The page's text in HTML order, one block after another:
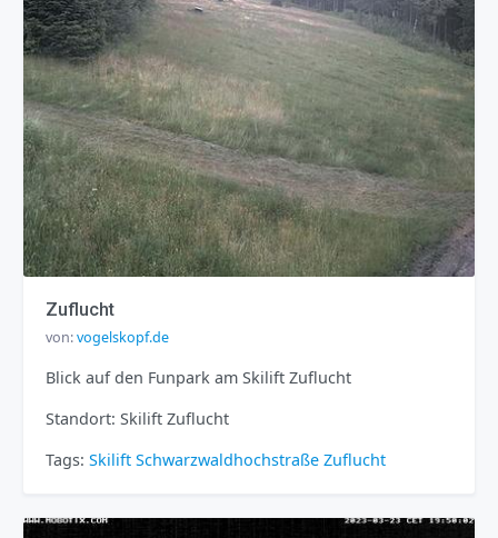
Zuflucht
von:vogelskopf.de
Blick auf den Funpark am Skilift Zuflucht
Standort: Skilift Zuflucht
Tags: Skilift Schwarzwaldhochstraße Zuflucht